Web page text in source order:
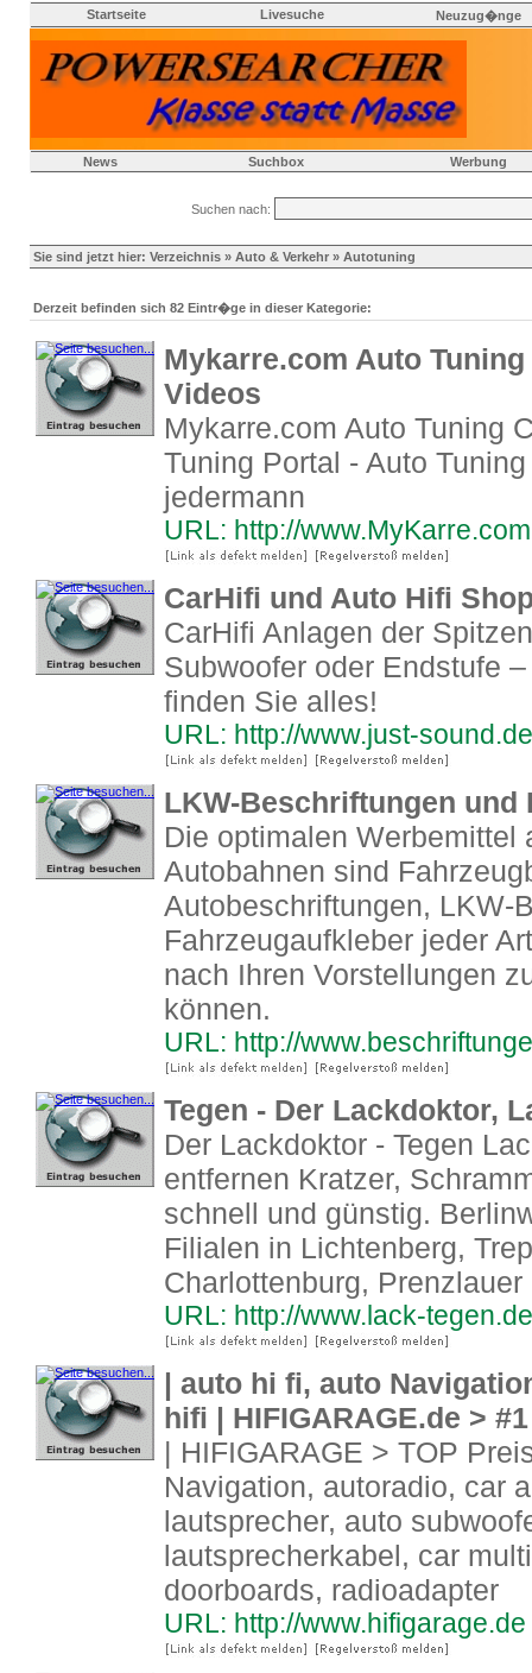
Startseite Livesuche Neuzug�nge
News Suchbox Werbung
Suchen nach:
Sie sind jetzt hier: Verzeichnis » Auto & Verkehr » Autotuning
Derzeit befinden sich 82 Eintr�ge in dieser Kategorie:
Mykarre.com Auto
Videos
Mykarre.com Auto Tuning
Tuning Portal - Auto
jedermann
URL: http://www.MyKarre.com
CarHifi und Auto Hifi
CarHifi Anlagen der
Subwoofer oder Endstufe
finden Sie alles!
URL: http://www.just-sound.de
LKW-Beschriftungen und
Die optimalen Werbemittel
Autobahnen sind
Autobeschriftungen, LKW-
Fahrzeugaufkleber jeder
nach Ihren Vorstellungen
können.
URL: http://
Tegen - Der Lackdoktor,
Der Lackdoktor - Tegen
entfernen Kratzer,
schnell und günstig.
Filialen in Lichtenberg,
Charlottenburg,
URL: http://www.lack-tegen.de
| auto hi fi, auto
hifi | HIFIGARAGE.de >
| HIFIGARAGE > TOP
Navigation, autoradio, car
lautsprecher, auto
lautsprecherkabel, car
doorboards, radioadapter
URL: http://www.hifigarage.de